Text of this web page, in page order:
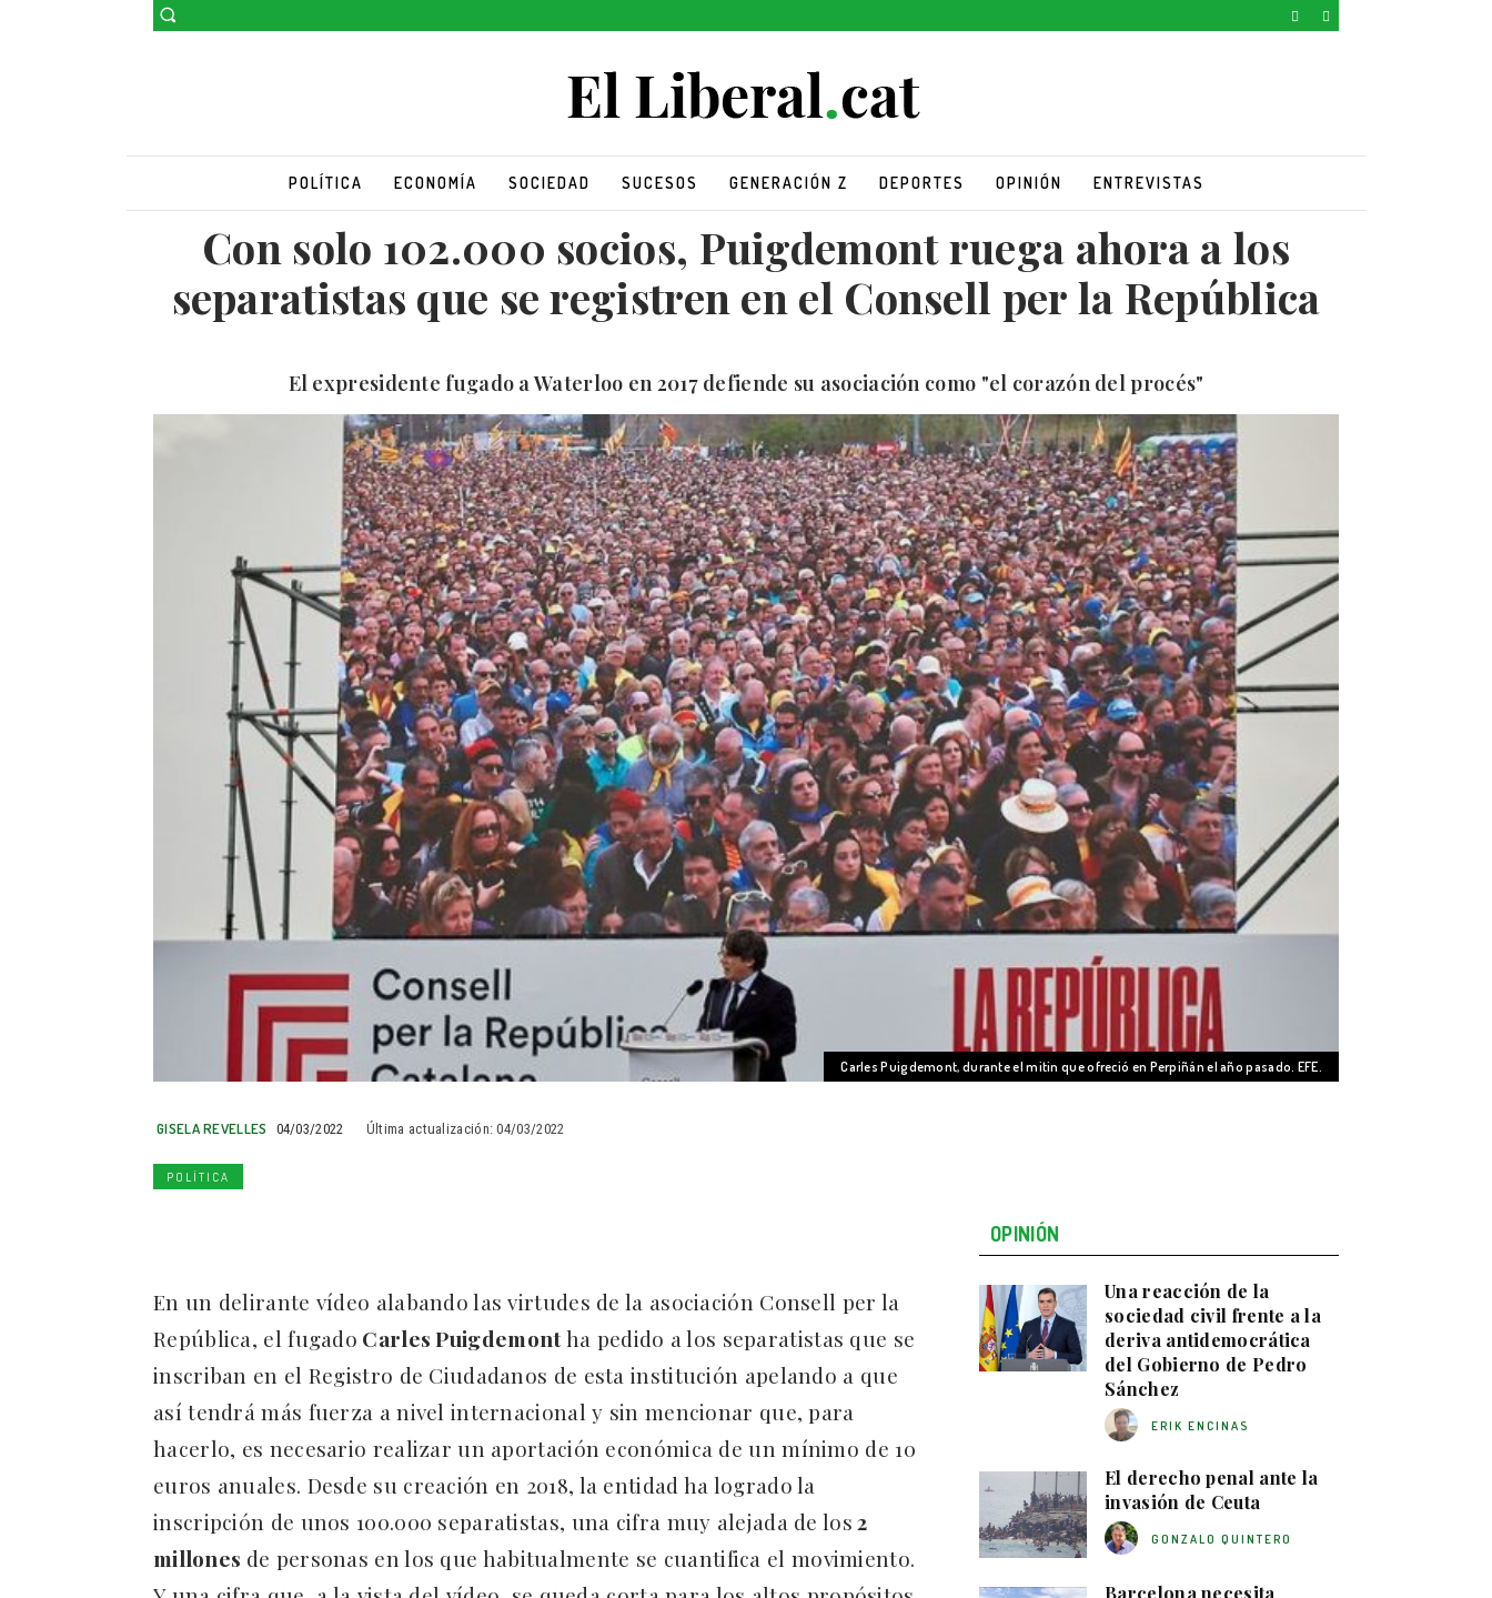
POLÍTICA ECONOMÍA SOCIEDAD SUCESOS GENERACIÓN Z DEPORTES OPINIÓN ENTREVISTAS
Con solo 102.000 socios, Puigdemont ruega ahora a los
separatistas que se registren en el Consell per la República
El expresidente fugado a Waterloo en 2017 defiende su asociación como "el corazón del procés"
Carles Puigdemont, durante el mitin que ofreció en Perpiñán el año pasado. EFE.
GISELA REVELLES 04/03/2022 Última actualización: 04/03/2022
POLÍTICA
En un delirante vídeo alabando las virtudes de la asociación Consell per la
República, el fugado Carles Puigdemontha pedido a los separatistas que se
inscriban en el Registro de Ciudadanos de esta institución apelando a que
así tendrá más fuerza a nivel internacional y sin mencionar que, para
hacerlo, es necesario realizar un aportación económica de un mínimo de 10
euros anuales. Desde su creación en 2018, la entidad ha logrado la
inscripción de unos 100.000 separatistas, una cifra muy alejada de los2
millones de personas en los que habitualmente se cuantifica el movimiento.
OPINIÓN
Una reacción de la
sociedad civil frente a la
deriva antidemocrática
del Gobierno de Pedro
Sánchez
ERIK ENCINAS
El derecho penal ante la
invasión de Ceuta
GONZALO QUINTERO
Barcelona necesita